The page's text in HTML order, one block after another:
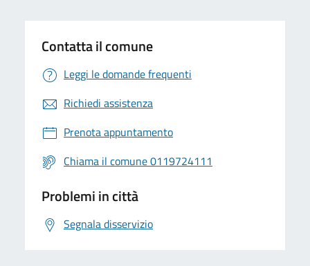
Contatta il comune
Leggi le domande frequenti
Richiedi assistenza
Prenota appuntamento
Chiama il comune 0119724111
Problemi in città
Segnala disservizio